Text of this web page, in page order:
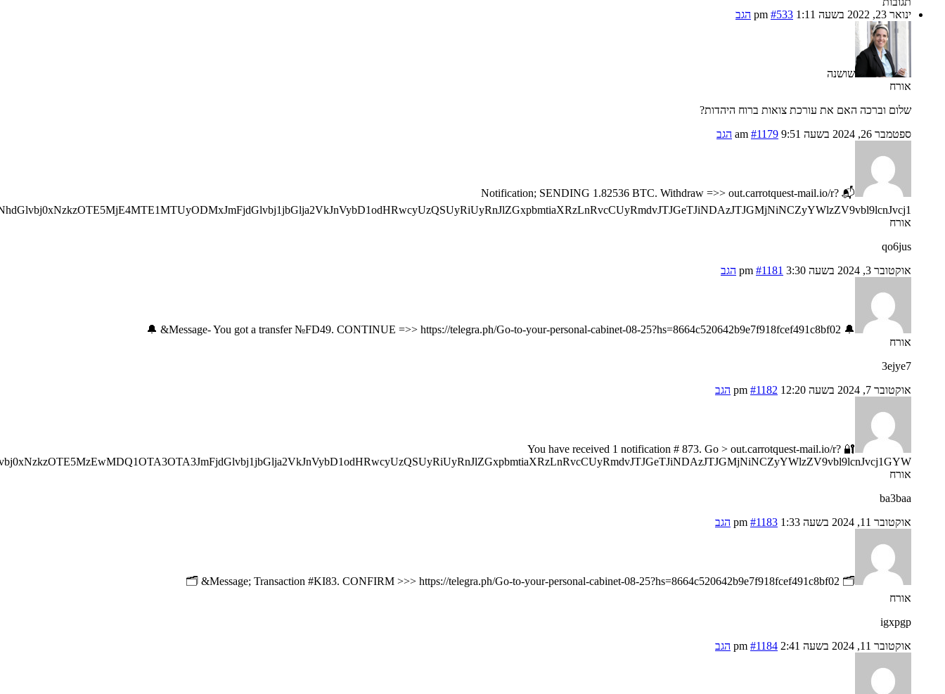
ינואר 23, 2022 בשעה 1:11 pm
#533 הגב
שושנה
אורח
שלום וברכה האם את עורכת צואות ברוח היהדות?
ספטמבר 26, 2024 בשעה 9:51 am
#1179 הגב
📬 Notification; SENDING 1.82536 BTC. Withdraw =>> out.carrotquest-mail.io/r?
אורח
qo6jus
אוקטובר 3, 2024 בשעה 3:30 pm
#1181 הגב
🔔 Message- You got a transfer №FD49. CONTINUE =>> https://telegra.ph/Go-to-your-personal-cabinet-08-25?hs=8664c520642b9e7f918fcef491c8bf02& 🔔
אורח
3ejye7
אוקטובר 7, 2024 בשעה 12:20 pm
#1182 הגב
🔐 You have received 1 notification # 873. Go > out.carrotquest-mail.io/r?
אורח
ba3baa
אוקטובר 11, 2024 בשעה 1:33 pm
#1183 הגב
🗂 Message; Transaction #KI83. CONFIRM >>> https://telegra.ph/Go-to-your-personal-cabinet-08-25?hs=8664c520642b9e7f918fcef491c8bf02& 🗂
אורח
igxpgp
אוקטובר 11, 2024 בשעה 2:41 pm
#1184 הגב